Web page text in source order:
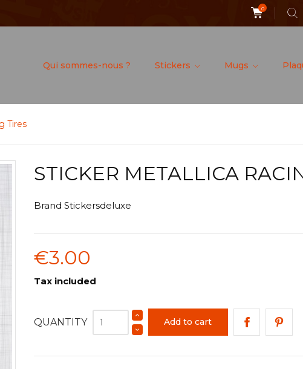
0
Qui sommes-nous ? Stickers Mugs
Tires
STICKER METALLICA
Brand Stickersdeluxe
€3.00
Tax included
QUANTITY Add to cart